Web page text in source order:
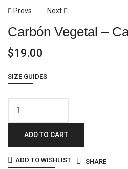
Post
Navigation
Prevs Next
Carbón Vegetal –
$19.00
SIZE GUIDES
Carbón
quantity
ADD TO CART
ADD TO WISHLIST SHARE